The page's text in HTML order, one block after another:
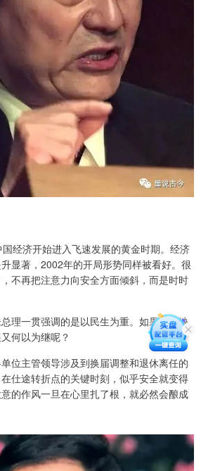
经济开始进入飞速发展的黄金时期。经济
显著，2002年的开局形势同样被看好。很
不再把注意力向安全方面倾斜，而是时时
理一贯强调的是以民生为重。如果安全缺
何以为继呢？
位主管领导涉及到换届调整和退休离任的
仕途转折点的关键时刻，似乎安全就变得
的作风一旦在心里扎了根，就必然会酿成